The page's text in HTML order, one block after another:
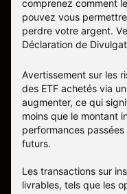
comprenez comment
pouvez vous
perdre votre argent.
Déclaration de
Avertissement sur les
des ETF achetés via
augmenter, ce qui
moins que le montant
performances
futurs.
Les transactions sur
livrables, tels que les